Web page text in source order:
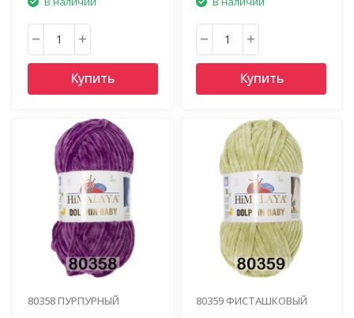
Купить Купить
80358 ПУРПУРНЫЙ 80359 ФИСТАШКОВЫЙ